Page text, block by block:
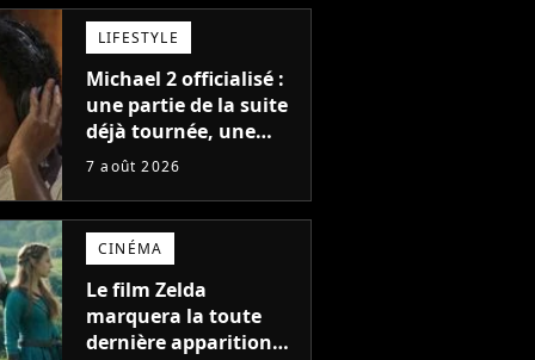
LIFESTYLE
Michael 2 officialisé :
une partie de la suite
déjà tournée, une
sortie possible en
7 août 2026
CINÉMA
Le film Zelda
marquera la toute
dernière apparition